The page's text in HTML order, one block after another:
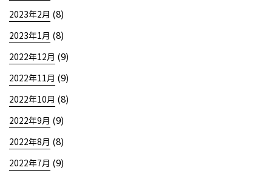
2023年2月 (8)
2023年1月 (8)
2022年12月 (9)
2022年11月 (9)
2022年10月 (8)
2022年9月 (9)
2022年8月 (8)
2022年7月 (9)